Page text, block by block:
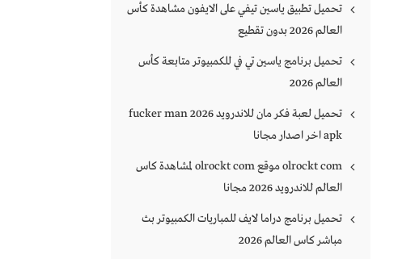
تحميل تطبيق ياسين تيفي على الايفون مشاهدة كأس
العالم 2026 بدون تقطيع
تحميل برنامج ياسين تي في للكمبيوتر متابعة كأس
العالم 2026
تحميل لعبة فكر مان للاندرويد 2026 fucker man
apk اخر اصدار مجانا
olrockt com موقع olrockt com لمشاهدة كاس
العالم للاندرويد 2026 مجانا
تحميل برنامج دراما لايف للمباريات الكمبيوتر بث
مباشر كاس العالم 2026